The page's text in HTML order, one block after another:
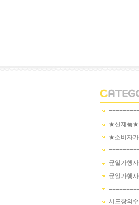
★신제품★
★소비자
균일가행
균일가행
시드창의